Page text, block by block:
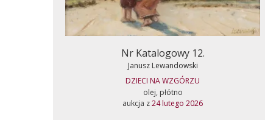
Nr Katalogowy 12.
Janusz Lewandowski
DZIECI NA WZGÓRZU
olej, płótno
aukcja z24 lutego 2026